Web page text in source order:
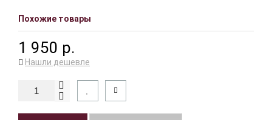
Похожие товары
1 950 р.
Нашли дешевле